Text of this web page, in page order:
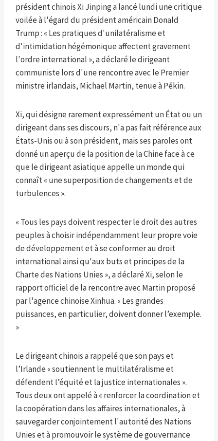
président chinois Xi Jinping a lancé lundi une critique
voilée à l'égard du président américain Donald
Trump : « Les pratiques d'unilatéralisme et
d'intimidation hégémonique affectent gravement
l'ordre international », a déclaré le dirigeant
communiste lors d'une rencontre avec le Premier
ministre irlandais, Michael Martin, tenue à Pékin.
Xi, qui désigne rarement expressément un État ou un
dirigeant dans ses discours, n'a pas fait référence aux
États-Unis ou à son président, mais ses paroles ont
donné un aperçu de la position de la Chine face à ce
que le dirigeant asiatique appelle un monde qui
connaît « une superposition de changements et de
turbulences ».
« Tous les pays doivent respecter le droit des autres
peuples à choisir indépendamment leur propre voie
de développement et à se conformer au droit
international ainsi qu'aux buts et principes de la
Charte des Nations Unies », a déclaré Xi, selon le
rapport officiel de la rencontre avec Martin proposé
par l'agence chinoise Xinhua. « Les grandes
puissances, en particulier, doivent donner l’exemple.
»
Le dirigeant chinois a rappelé que son pays et
l’Irlande « soutiennent le multilatéralisme et
défendent l’équité et la justice internationales ».
Tous deux ont appelé à « renforcer la coordination et
la coopération dans les affaires internationales, à
sauvegarder conjointement l'autorité des Nations
Unies et à promouvoir le système de gouvernance